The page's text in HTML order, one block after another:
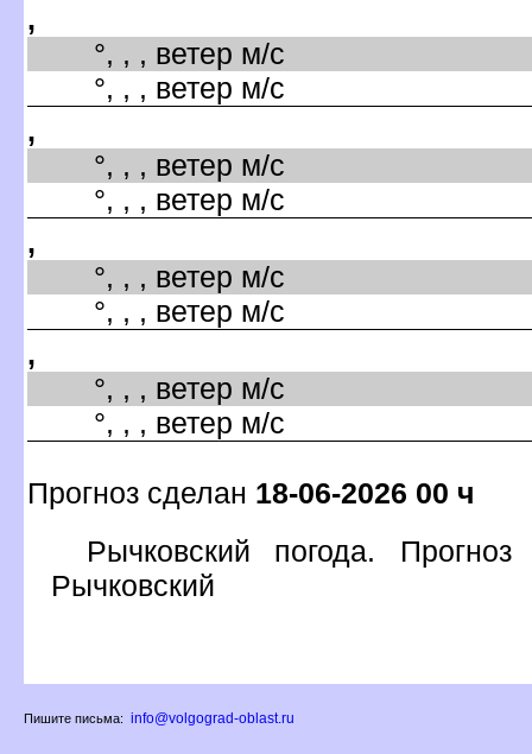
,
°, , , ветер м/с
°, , , ветер м/с
,
°, , , ветер м/с
°, , , ветер м/с
,
°, , , ветер м/с
°, , , ветер м/с
,
°, , , ветер м/с
°, , , ветер м/с
Прогноз сделан 18-06-2026 00 ч
Рычковский погода.
Рычковский
Пишите письма: info@volgograd-oblast.ru